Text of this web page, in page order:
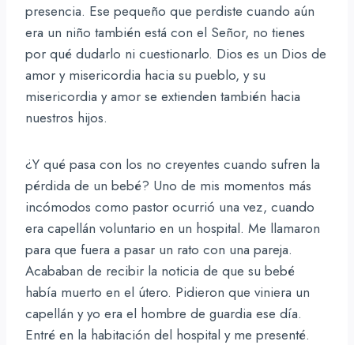
presencia. Ese pequeño que perdiste cuando aún
era un niño también está con el Señor, no tienes
por qué dudarlo ni cuestionarlo. Dios es un Dios de
amor y misericordia hacia su pueblo, y su
misericordia y amor se extienden también hacia
nuestros hijos.
¿Y qué pasa con los no creyentes cuando sufren la
pérdida de un bebé? Uno de mis momentos más
incómodos como pastor ocurrió una vez, cuando
era capellán voluntario en un hospital. Me llamaron
para que fuera a pasar un rato con una pareja.
Acababan de recibir la noticia de que su bebé
había muerto en el útero. Pidieron que viniera un
capellán y yo era el hombre de guardia ese día.
Entré en la habitación del hospital y me presenté.